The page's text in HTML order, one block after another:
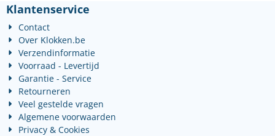
Klantenservice
Contact
Over Klokken.be
Verzendinformatie
Voorraad - Levertijd
Garantie - Service
Retourneren
Veel gestelde vragen
Algemene voorwaarden
Privacy & Cookies